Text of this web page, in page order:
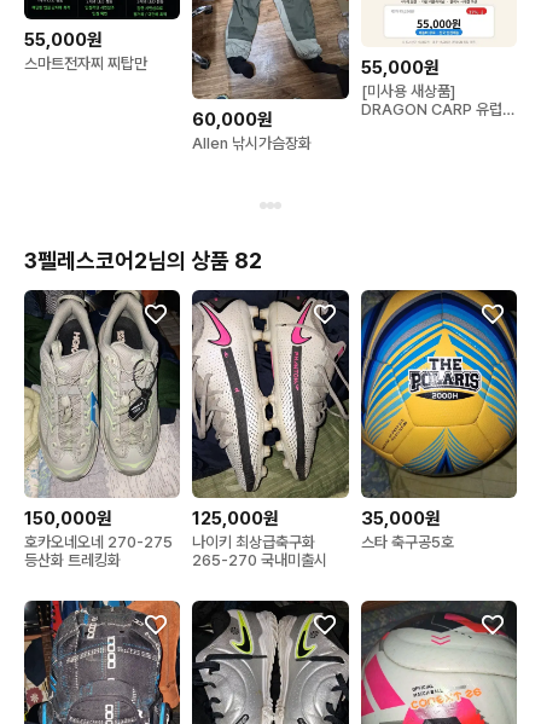
55,000원
스마트전자찌 찌탑만
60,000원
Allen 낚시가슴장화
55,000원
[미사용 새상품]
DRAGON CARP 유럽식
3펠레스코어2님의 상품 82
150,000원
호카오네오네 270-275
등산화 트레킹화
125,000원
나이키 최상급축구화
265-270 국내미출시
35,000원
스타 축구공5호